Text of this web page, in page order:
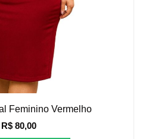
Feminino Vermelho
R$80,00